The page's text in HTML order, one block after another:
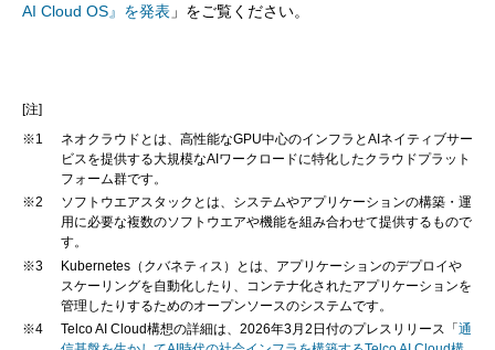
AI Cloud OS』を発表 」をご覧ください。
[注]
※1
ネオクラウドとは、高性能なGPU中心のインフラとAIネイティブサー
ビスを提供する大規模なAIワークロードに特化したクラウドプラット
フォーム群です。
※2
ソフトウエアスタックとは、システムやアプリケーションの構築・運
用に必要な複数のソフトウエアや機能を組み合わせて提供するもので
す。
※3
Kubernetes（クバネティス）とは、アプリケーションのデプロイや
スケーリングを自動化したり、コンテナ化されたアプリケーションを
管理したりするためのオープンソースのシステムです。
※4
Telco AI Cloud構想の詳細は、2026年3月2日付のプレスリリース「 通